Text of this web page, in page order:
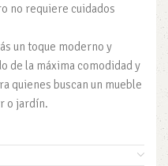
no requiere cuidados
un toque moderno y
de la máxima comodidad y
quienes buscan un mueble
o jardín.